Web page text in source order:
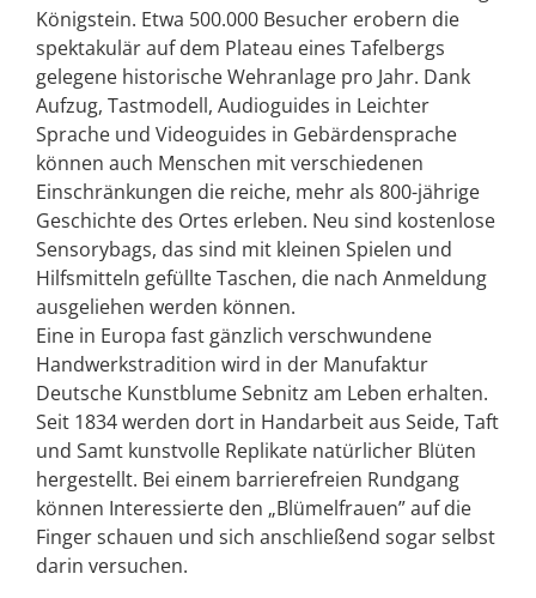
Königstein. Etwa 500.000 Besucher erobern die
spektakulär auf dem Plateau eines Tafelbergs
gelegene historische Wehranlage pro Jahr. Dank
Aufzug, Tastmodell, Audioguides in Leichter
Sprache und Videoguides in Gebärdensprache
können auch Menschen mit verschiedenen
Einschränkungen die reiche, mehr als 800-jährige
Geschichte des Ortes erleben. Neu sind kostenlose
Sensorybags, das sind mit kleinen Spielen und
Hilfsmitteln gefüllte Taschen, die nach Anmeldung
ausgeliehen werden können.
Eine in Europa fast gänzlich verschwundene
Handwerkstradition wird in der Manufaktur
Deutsche Kunstblume Sebnitz am Leben erhalten.
Seit 1834 werden dort in Handarbeit aus Seide, Taft
und Samt kunstvolle Replikate natürlicher Blüten
hergestellt. Bei einem barrierefreien Rundgang
können Interessierte den „Blümelfrauen” auf die
Finger schauen und sich anschließend sogar selbst
darin versuchen.